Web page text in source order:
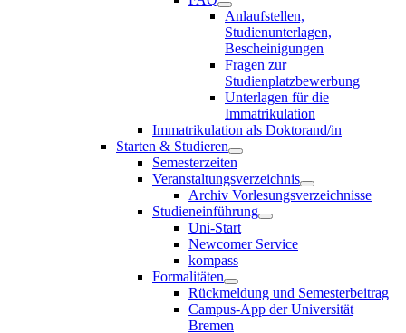
Anlaufstellen,
Studienunterlagen,
Bescheinigungen
Fragen zur
Studienplatzbewerbung
Unterlagen für die
Immatrikulation
Immatrikulation als Doktorand/in
Starten & Studieren
Semesterzeiten
Veranstaltungsverzeichnis
Archiv Vorlesungsverzeichnisse
Studieneinführung
Uni-Start
Newcomer Service
kompass
Formalitäten
Rückmeldung und Semesterbeitrag
Campus-App der Universität
Bremen